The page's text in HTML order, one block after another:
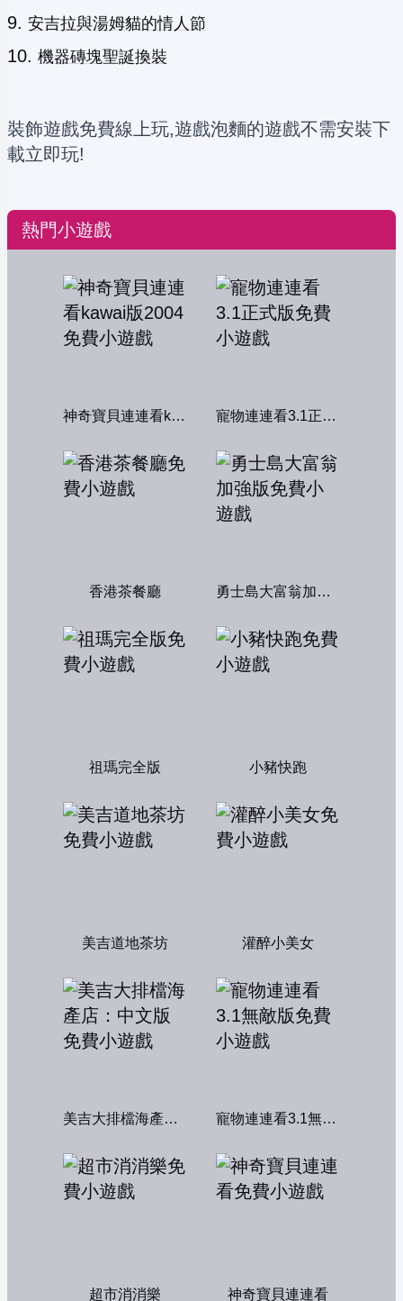
安吉拉與湯姆貓的情人節
機器磚塊聖誕換裝
裝飾遊戲免費線上玩,遊戲泡麵的遊戲不需安裝下
載立即玩!
熱門小遊戲
神奇寶貝連連看kawai版2004 寵物連連看3.1正式版
香港茶餐廳 勇士島大富翁加強版
祖瑪完全版 小豬快跑
美吉道地茶坊 灌醉小美女
美吉大排檔海產店：中文版 寵物連連看3.1無敵版
超市消消樂 神奇寶貝連連看